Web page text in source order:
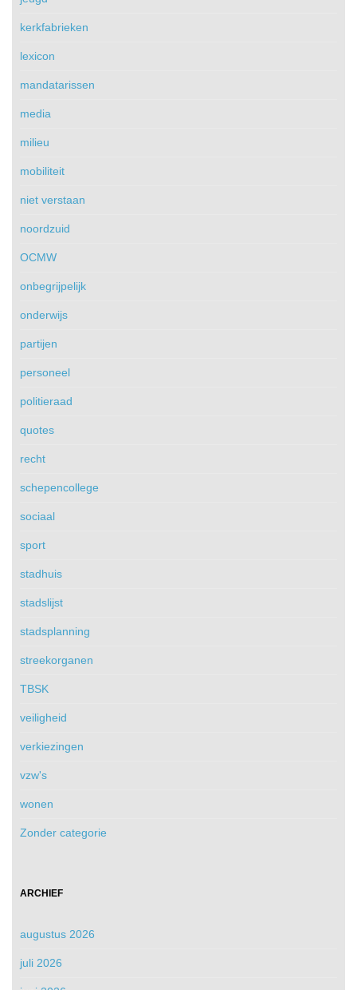
kerkfabrieken
lexicon
mandatarissen
media
milieu
mobiliteit
niet verstaan
noordzuid
OCMW
onbegrijpelijk
onderwijs
partijen
personeel
politieraad
quotes
recht
schepencollege
sociaal
sport
stadhuis
stadslijst
stadsplanning
streekorganen
TBSK
veiligheid
verkiezingen
vzw's
wonen
Zonder categorie
ARCHIEF
augustus 2026
juli 2026